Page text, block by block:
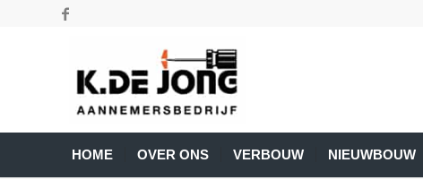
HOME OVER ONS VERBOUW NIEUWBOUW